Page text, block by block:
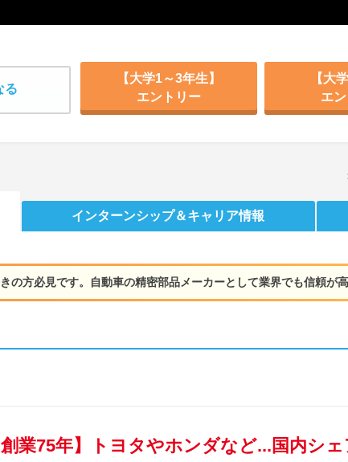
る
【大学1～3年生】
エントリー
【大
エ
インターンシップ＆キャリア情報
の方必見です。自動車の精密部品メーカーとして業界でも信頼が高
創業75年】トヨタやホンダなど...国内シ